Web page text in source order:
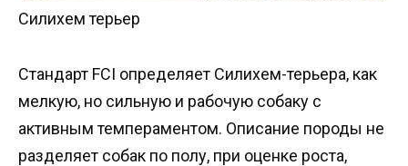
Силихем терьер
Стандарт FCI определяет Силихем-терьера, как
мелкую, но сильную и рабочую собаку с
активным темпераментом. Описание породы не
разделяет собак по полу, при оценке роста,